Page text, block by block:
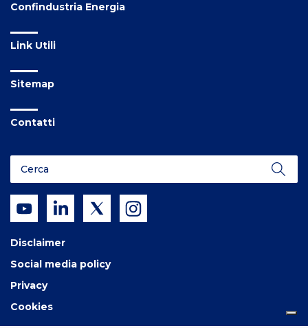
Confindustria Energia
Link Utili
Sitemap
Contatti
Disclaimer
Social media policy
Privacy
Cookies